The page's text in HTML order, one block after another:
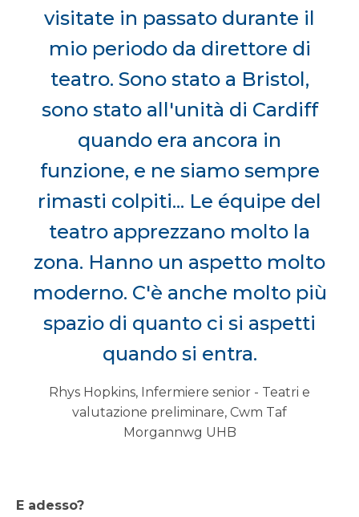
visitate in passato durante il
mio periodo da direttore di
teatro. Sono stato a Bristol,
sono stato all'unità di Cardiff
quando era ancora in
funzione, e ne siamo sempre
rimasti colpiti... Le équipe del
teatro apprezzano molto la
zona. Hanno un aspetto molto
moderno. C'è anche molto più
spazio di quanto ci si aspetti
quando si entra.
Rhys Hopkins, Infermiere senior - Teatri e
valutazione preliminare, Cwm Taf
Morgannwg UHB
E adesso?